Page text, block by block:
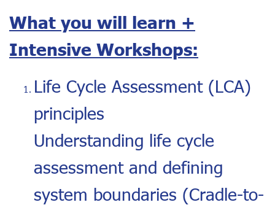
What you will learn +
Intensive Workshops:
Life Cycle Assessment (LCA)
principles
Understanding life cycle
assessment and defining
system boundaries (Cradle-to-